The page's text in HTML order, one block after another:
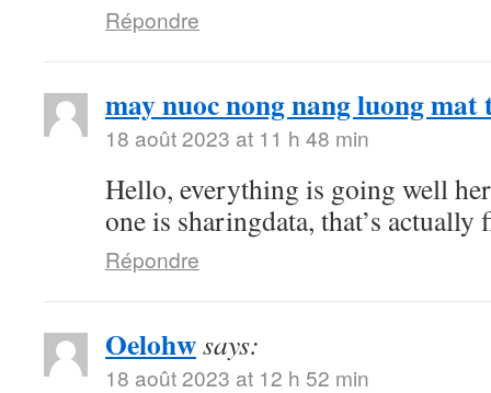
Répondre
may nuoc nong nang luong
18 août 2023 at 11 h 48 min
Hello, everything is going well
one is sharingdata, that’s
Répondre
Oelohwsays:
18 août 2023 at 12 h 52 min